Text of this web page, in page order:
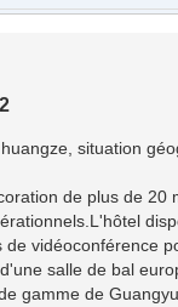
situation
de plus de 20
vidéoconférence
salle de bal
gamme de